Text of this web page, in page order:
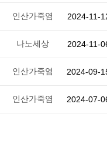
인산가죽염 2024-11-
나노세상 2024-11-
인산가죽염 2024-09-
인산가죽염 2024-07-